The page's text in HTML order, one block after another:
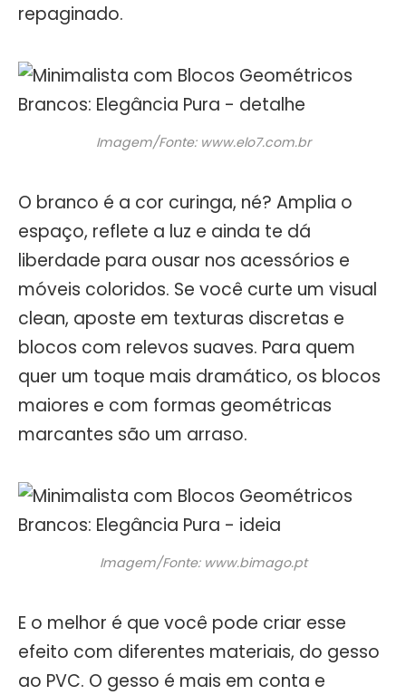
repaginado.
Imagem/Fonte: www.elo7.com.br
O branco é a cor curinga, né? Amplia o
espaço, reflete a luz e ainda te dá
liberdade para ousar nos acessórios e
móveis coloridos. Se você curte um visual
clean, aposte em texturas discretas e
blocos com relevos suaves. Para quem
quer um toque mais dramático, os blocos
maiores e com formas geométricas
marcantes são um arraso.
Imagem/Fonte: www.bimago.pt
E o melhor é que você pode criar esse
efeito com diferentes materiais, do gesso
ao PVC. O gesso é mais em conta e